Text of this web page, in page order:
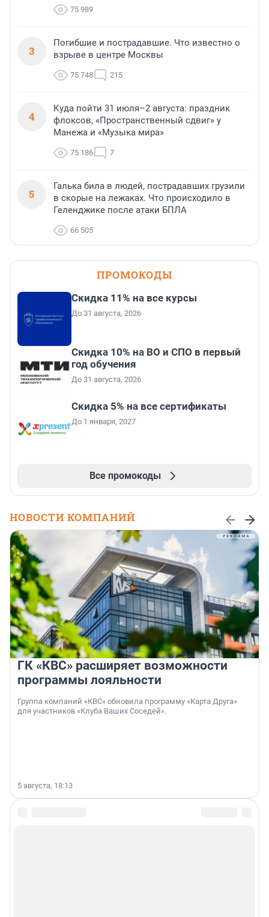
75 989
3
Погибшие и пострадавшие. Что известно о
взрыве в центре Москвы
75 748 215
4
Куда пойти 31 июля–2 августа: праздник
флоксов, «Пространственный сдвиг» у
Манежа и «Музыка мира»
75 186 7
5
Галька била в людей, пострадавших грузили
в скорые на лежаках. Что происходило в
Геленджике после атаки БПЛА
66 505
ПРОМОКОДЫ
Скидка 11% на все курсы
До 31 августа, 2026
Скидка 10% на ВО и СПО в первый
год обучения
До 31 августа, 2026
Скидка 5% на все сертификаты
До 1 января, 2027
Все промокоды
НОВОСТИ КОМПАНИЙ
ГК «КВС» расширяет возможности
программы лояльности
Группа компаний «КВС» обновила программу «Карта Друга»
для участников «Клуба Ваших Соседей».
5 августа, 18:13